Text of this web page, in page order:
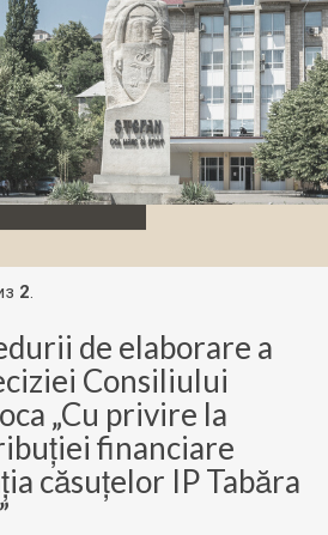
2
de elaborare a
Consiliului
„Cu privire la
financiare
căsuțelor IP Tabăra